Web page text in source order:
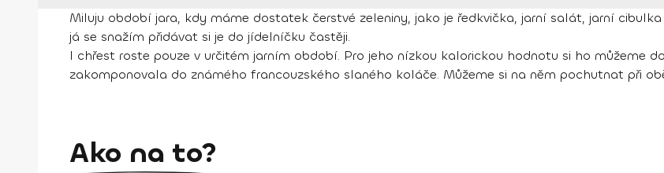
Miluju období jara, kdy máme dostatek čerstvé zeleniny, jako je ředkvička, jarní salát, jarní
já se snažím přidávat si je do jídelníčku častěji.
I chřest roste pouze v určitém jarním období. Pro jeho nízkou kalorickou hodnotu si ho můžeme
zakomponovala do známého francouzského slaného koláče. Můžeme si na něm pochutnat při
Ako na to?